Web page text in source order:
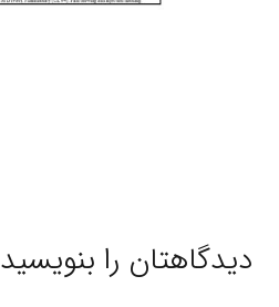
دیدگاهتان را بنویسید